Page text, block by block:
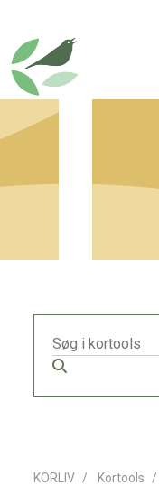
KORLIV Kortools